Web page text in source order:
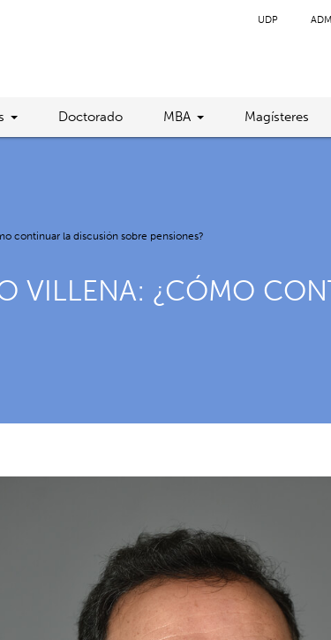
UDP
Doctorado MBA Magísteres
continuar la discusión sobre pensiones?
VILLENA: ¿CÓMO